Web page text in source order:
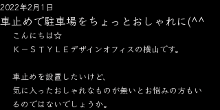
車止めで駐車場をちょっとおしゃれに(^^
2022年2月1日
こんにちは☆
Ｋ－ＳＴＹＬＥデザインオフィスの横山です。
車止めを設置したいけど、
気に入ったおしゃれなものが無いとお悩みの方もい
るのではないでしょうか。